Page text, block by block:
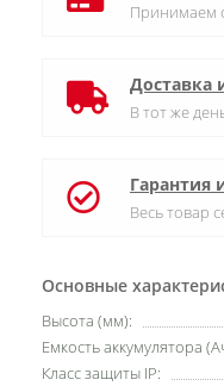
Основные
Высота (мм):
Емкость аккумулятора
Класс защиты IP:
Принимаем
Доставка
В тот же
Гарантия
Весь товар